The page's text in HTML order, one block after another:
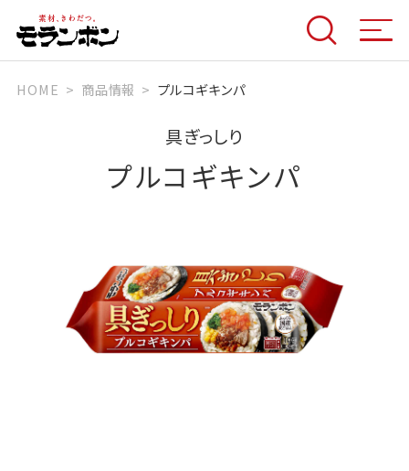
HOME 商品情報 プルコギキンパ
具ぎっしり
プルコギキンパ